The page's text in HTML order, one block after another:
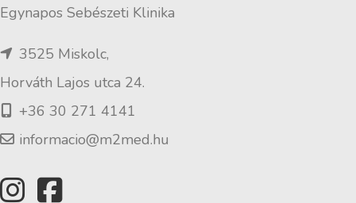
Egynapos Sebészeti Klinika
3525 Miskolc,
Horváth Lajos utca 24.
+36 30 271 4141
informacio@m2med.hu